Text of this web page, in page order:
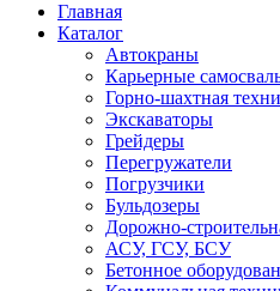
Главная
Каталог
Автокраны
Карьерные
Горно-шахтная
Экскаваторы
Грейдеры
Перегружатели
Погрузчики
Бульдозеры
Дорожно-
АСУ, ГСУ, БСУ
Бетонное